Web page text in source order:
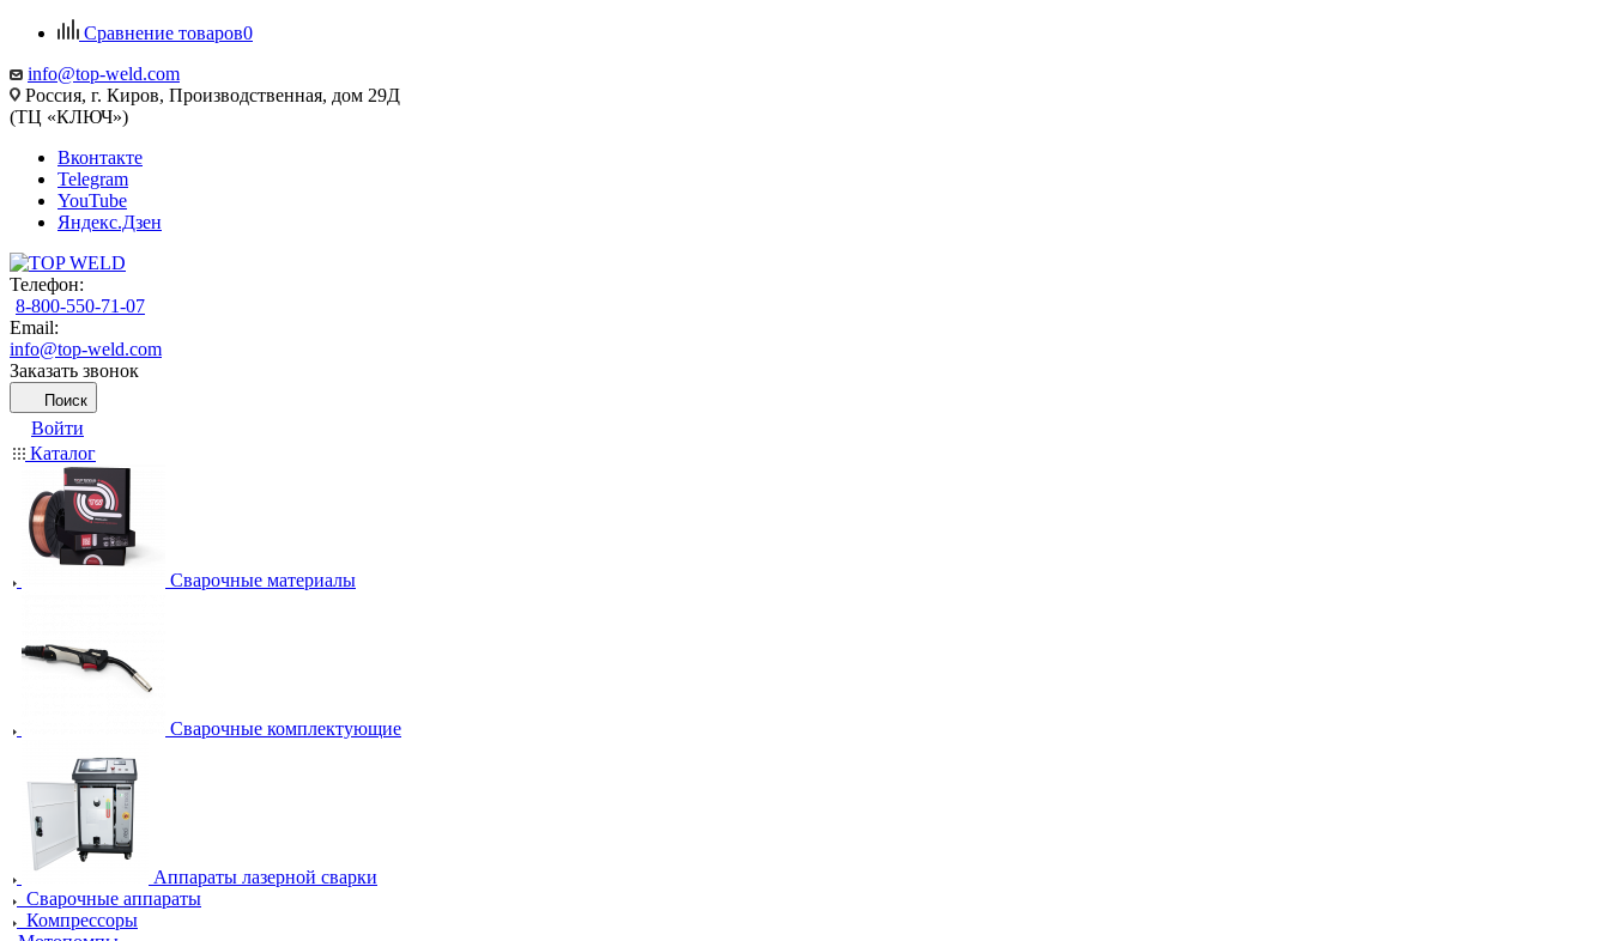
Сравнение товаров0
info@top-weld.com
Россия, г. Киров, Производственная, дом 29Д
(ТЦ «КЛЮЧ»)
Вконтакте
Telegram
YouTube
Яндекс.Дзен
Телефон:
8-800-550-71-07
Email:
info@top-weld.com
Заказать звонок
Поиск
Войти
Каталог
Сварочные материалы
Сварочные комплектующие
Аппараты лазерной сварки
Сварочные аппараты
Компрессоры